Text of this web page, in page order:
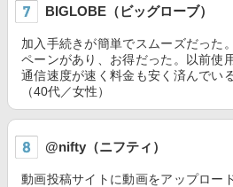
BIGLOBE（ビッグローブ）
加入手続きが簡単でスムーズだった
ペーンがあり、お得だった。以前使
通信速度が速く料金も安く済んでい
（40代／女性）
@nifty（ニフティ）
動画投稿サイトに動画をアップロー